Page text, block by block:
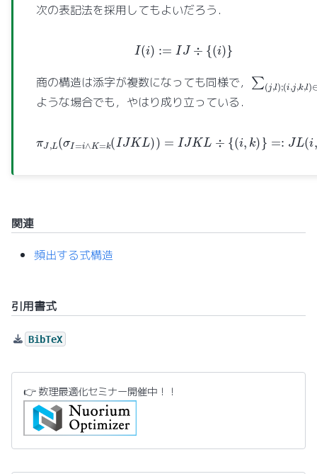
👉 数理最適化セミナー開催中！！
次の表記法を採用してもよいだろう．
I(i):=IJ ÷ {( }
商の構造は添字が複数になっても同様で， ∑(j
ような場合でも，やはり成り立っている．
π J,L (σI=i∧K=k(I JKL )) =IJKL ÷ (i,k) =:JL i,k)
関連
頻出する式構造
引用書式
BibTeX